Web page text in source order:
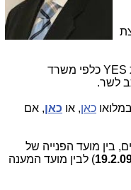
באותה עת גם ייצג את YES כלפי משרד
לשר.
כאן, או כאן, אם
בין מועד הפנייה של
) לבין מועד המענה